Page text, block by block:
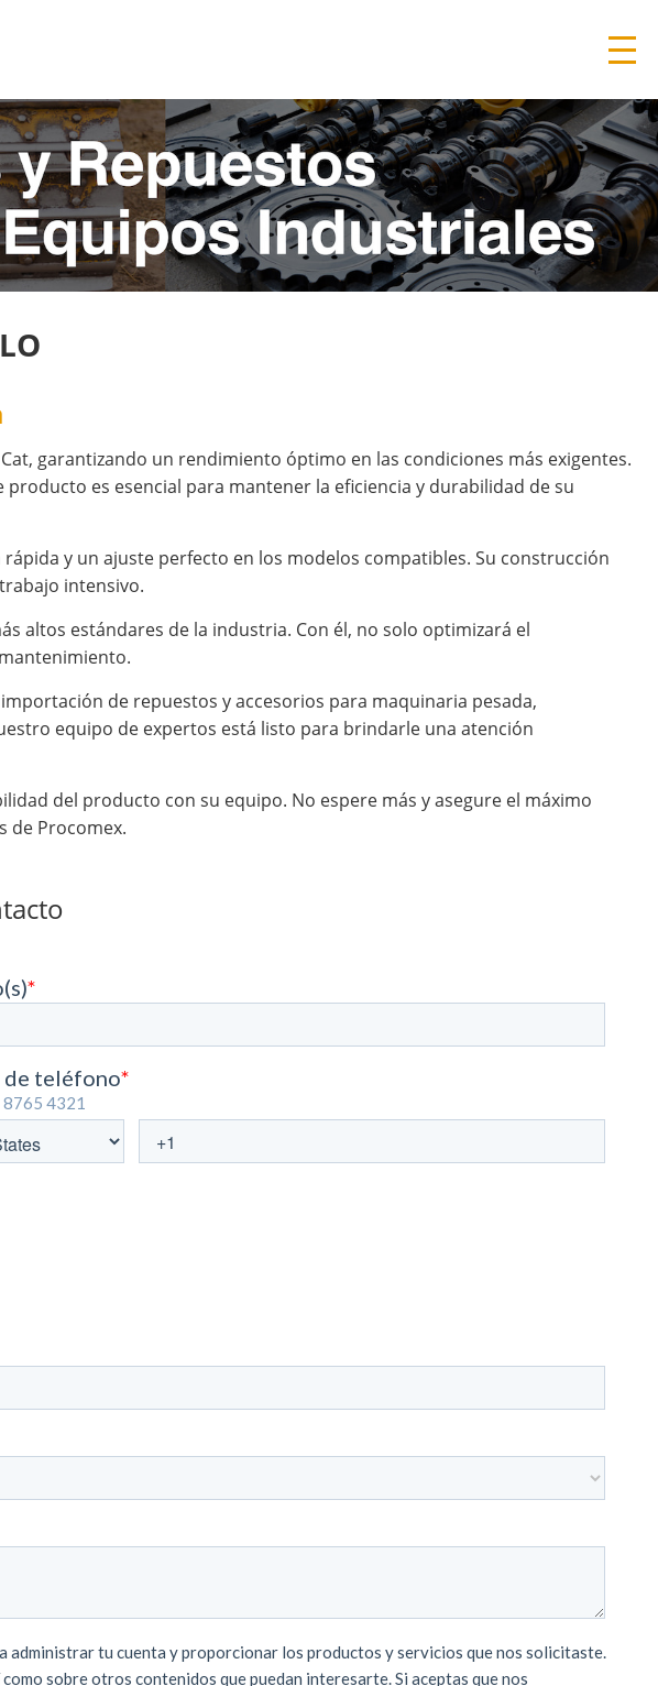
garantizando un rendimiento óptimo en las condiciones más exigentes.
es esencial para mantener la eficiencia y durabilidad de su
y un ajuste perfecto en los modelos compatibles. Su construcción
intensivo.
altos estándares de la industria. Con él, no solo optimizará el
de repuestos y accesorios para maquinaria pesada,
equipo de expertos está listo para brindarle una atención
del producto con su equipo. No espere más y asegure el máximo
de Procomex.